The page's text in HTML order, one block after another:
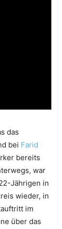
das
bei Farid
bereits
war
Jährigen in
wieder, in
im
über das